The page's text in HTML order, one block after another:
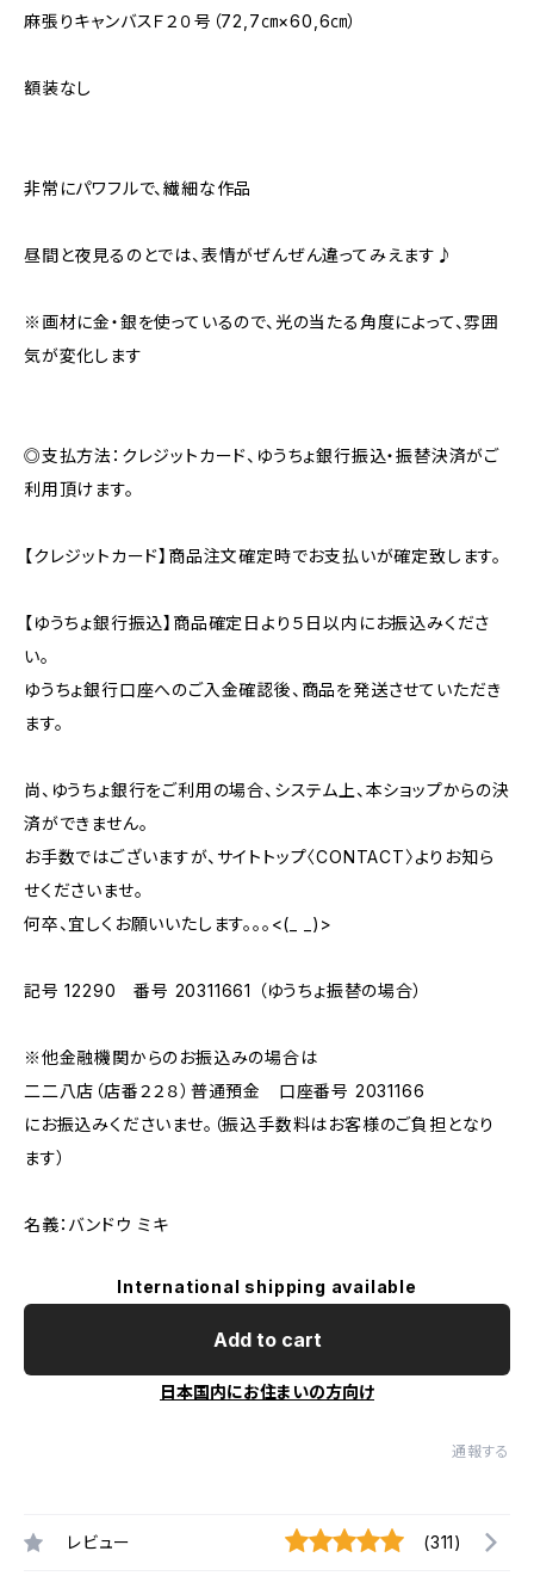
麻張りキャンバスＦ２０号（72,7㎝×60,6㎝）
額装なし
非常にパワフルで、繊細な作品
昼間と夜見るのとでは、表情がぜんぜん違ってみえます♪
※画材に金・銀を使っているので、光の当たる角度によって、雰囲
気が変化します
◎支払方法：クレジットカード、ゆうちょ銀行振込・振替決済がご
利用頂けます。
【クレジットカード】商品注文確定時でお支払いが確定致します。
【ゆうちょ銀行振込】商品確定日より５日以内にお振込みくださ
い。
ゆうちょ銀行口座へのご入金確認後、商品を発送させていただき
ます。
尚、ゆうちょ銀行をご利用の場合、システム上、本ショップからの決
済ができません。
お手数ではございますが、サイトトップ〈CONTACT〉よりお知ら
せくださいませ。
何卒、宜しくお願いいたします。。。<(_ _)>
記号 12290 番号 20311661 （ゆうちょ振替の場合）
※他金融機関からのお振込みの場合は
二二八店（店番２２８）普通預金 口座番号 2031166
にお振込みくださいませ。（振込手数料はお客様のご負担となり
ます）
名義：バンドウ ミキ
International shipping available
Add to cart
日本国内にお住まいの方向け
通報する
レビュー (311)